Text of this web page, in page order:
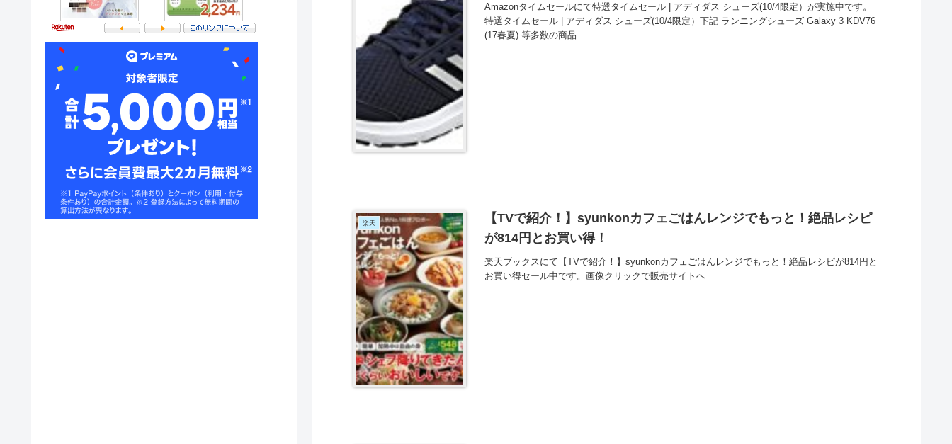
Amazonタイムセールにて特選タイムセール | アディダス シューズ(10/4限定）が実施中です。
特選タイムセール | アディダス シューズ(10/4限定）下記 ランニングシューズ Galaxy 3 KDV76
(17春夏) 等多数の商品
楽天
【TVで紹介！】syunkonカフェごはんレンジでもっと！絶品レシピ
が814円とお買い得！
楽天ブックスにて【TVで紹介！】syunkonカフェごはんレンジでもっと！絶品レシピが814円と
お買い得セール中です。画像クリックで販売サイトへ